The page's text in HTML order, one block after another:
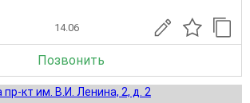
14.06
Позвонить